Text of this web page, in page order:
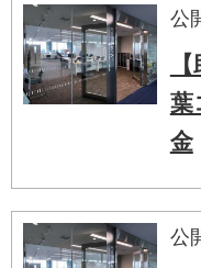
公
葉
金
公